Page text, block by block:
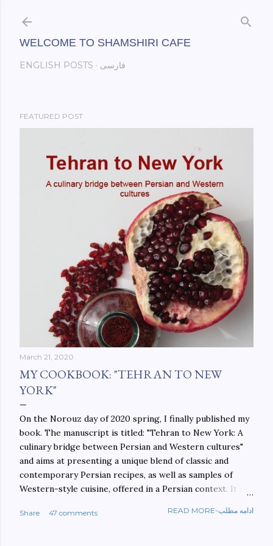
WELCOME TO SHAMSHIRI CAFE
ENGLISH POSTS فارسی
FEATURED POST
March 21, 2020
MY COOKBOOK: "TEHRAN TO NEW
YORK"
On the Norouz day of 2020 spring, I finally published my
book. The manuscript is titled: "Tehran to New York: A
culinary bridge between Persian and Western cultures"
and aims at presenting a unique blend of classic and
contemporary Persian recipes, as well as samples of
Western-style cuisine, offered in a Persian context. It is
walls. This book aims at constructing a bridge between
Share 47 comments READ MORE-ادامه مطلب